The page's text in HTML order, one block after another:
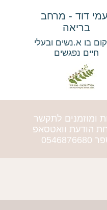
דוד - מרחב
בריאה
בו א.נשים ובעלי
חיים נפגשים
ומוזמנים לתקשר
הודעת וואטסאפ
0546876680